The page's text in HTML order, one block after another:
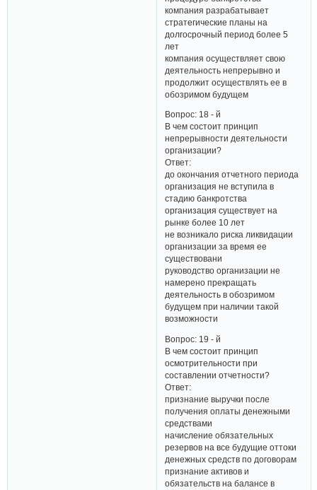
компания разрабатывает
стратегические планы на
долгосрочный период более 5
лет
компания осуществляет свою
деятельность непрерывно и
продолжит осуществлять ее в
обозримом будущем
Вопрос: 18 - й
В чем состоит принцип
непрерывности деятельности
организации?
Ответ:
до окончания отчетного периода
организация не вступила в
стадию банкротства
организация существует на
рынке более 10 лет
не возникало риска ликвидации
организации за время ее
существовани
руководство организации не
намерено прекращать
деятельность в обозримом
будущем при наличии такой
возможности
Вопрос: 19 - й
В чем состоит принцип
осмотрительности при
составлении отчетности?
Ответ:
признание выручки после
получения оплаты денежными
средствами
начисление обязательных
резервов на все будущие оттоки
денежных средств по договорам
признание активов и
обязательств на балансе в